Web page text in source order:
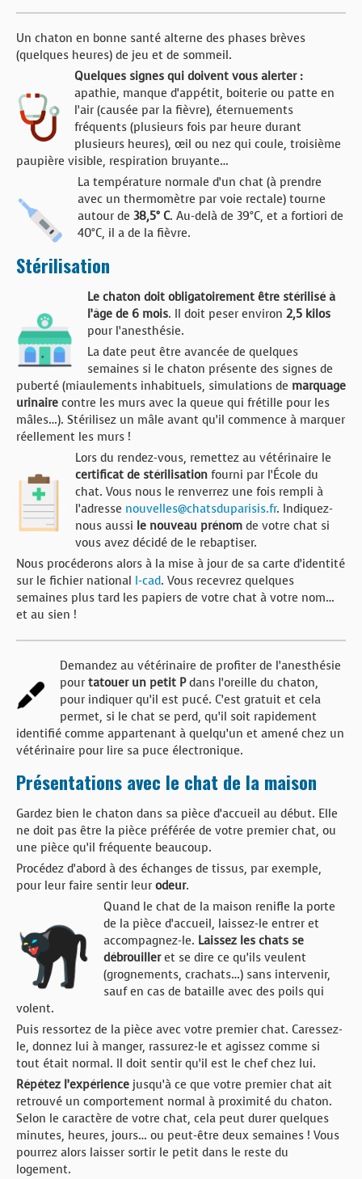
Un chaton en bonne santé alterne des phases brèves
(quelques heures) de jeu et de sommeil.
Quelques signes qui doivent vous alerter :
apathie, manque d’appétit, boiterie ou patte en
l’air (causée par la fièvre), éternuements
fréquents (plusieurs fois par heure durant
plusieurs heures), œil ou nez qui coule, troisième
paupière visible, respiration bruyante…
La température normale d’un chat (à prendre
avec un thermomètre par voie rectale) tourne
autour de 38,5° C. Au-delà de 39°C, et a fortiori de
40°C, il a de la fièvre.
Stérilisation
Le chaton doit obligatoirement être stérilisé à
l’âge de 6 mois. Il doit peser environ 2,5 kilos
pour l’anesthésie.
La date peut être avancée de quelques
semaines si le chaton présente des signes de
puberté (miaulements inhabituels, simulations de marquage
urinaire contre les murs avec la queue qui frétille pour les
mâles…). Stérilisez un mâle avant qu’il commence à marquer
réellement les murs !
Lors du rendez-vous, remettez au vétérinaire le
certificat de stérilisation fourni par l’École du
chat. Vous nous le renverrez une fois rempli à
l’adresse nouvelles@chatsduparisis.fr. Indiquez-
nous aussi le nouveau prénom de votre chat si
vous avez décidé de le rebaptiser.
Nous procéderons alors à la mise à jour de sa carte d’identité
sur le fichier national I-cad. Vous recevrez quelques
semaines plus tard les papiers de votre chat à votre nom…
et au sien !
Demandez au vétérinaire de profiter de l’anesthésie
pour tatouer un petit Pdans l’oreille du chaton,
pour indiquer qu’il est pucé. C’est gratuit et cela
permet, si le chat se perd, qu’il soit rapidement
identifié comme appartenant à quelqu’un et amené chez un
vétérinaire pour lire sa puce électronique.
Présentations avec le chat de la maison
Gardez bien le chaton dans sa pièce d’accueil au début. Elle
ne doit pas être la pièce préférée de votre premier chat, ou
une pièce qu’il fréquente beaucoup.
Procédez d’abord à des échanges de tissus, par exemple,
pour leur faire sentir leur odeur.
Quand le chat de la maison renifle la porte
de la pièce d’accueil, laissez-le entrer et
accompagnez-le. Laissez les chats se
débrouilleret se dire ce qu’ils veulent
(grognements, crachats…) sans intervenir,
sauf en cas de bataille avec des poils qui
volent.
Puis ressortez de la pièce avec votre premier chat. Caressez-
le, donnez lui à manger, rassurez-le et agissez comme si
tout était normal. Il doit sentir qu’il est le chef chez lui.
Répétez l’expérience jusqu’à ce que votre premier chat ait
retrouvé un comportement normal à proximité du chaton.
Selon le caractère de votre chat, cela peut durer quelques
minutes, heures, jours… ou peut-être deux semaines ! Vous
pourrez alors laisser sortir le petit dans le reste du
logement.